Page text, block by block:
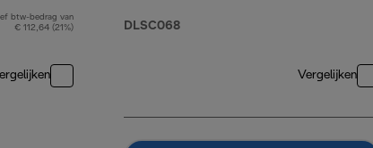
originele prijs € 699,90
btw-bedrag van
€ 112,64 (21%)
DLSC068
Vergelijken